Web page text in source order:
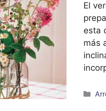
El
esta
más